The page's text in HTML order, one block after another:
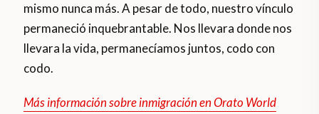
mismo nunca más. A pesar de todo, nuestro vínculo
permaneció inquebrantable. Nos llevara donde nos
llevara la vida, permanecíamos juntos, codo con
codo.
Más información sobre inmigración en Orato World